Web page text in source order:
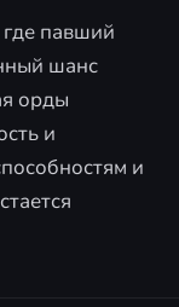
павший
шанс
орды
и
и